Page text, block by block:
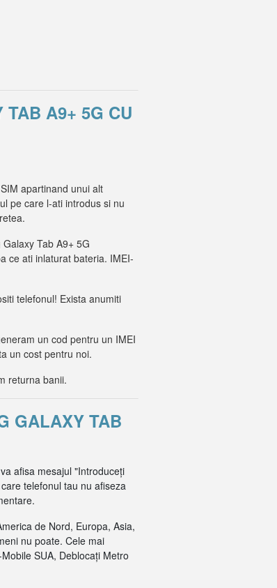
A9+ 5G CU
apartinand unui alt
pe care l-ati introdus si nu
Tab A9+ 5G
ce ati inlaturat bateria. IMEI-
telefonul! Exista anumiti
un cod pentru un IMEI
un cost pentru noi.
returna banii.
GALAXY TAB
afisa mesajul "Introduceți
telefonul tau nu afiseza
de Nord, Europa, Asia,
nu poate. Cele mai
SUA, Deblocați Metro